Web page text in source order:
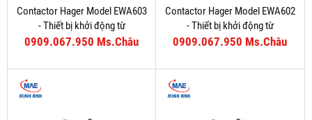
Contactor Hager Model EWA603
- Thiết bị khởi động từ
0909.067.950 Ms.Châu
Contactor Hager Model EWA602
- Thiết bị khởi động từ
0909.067.950 Ms.Châu